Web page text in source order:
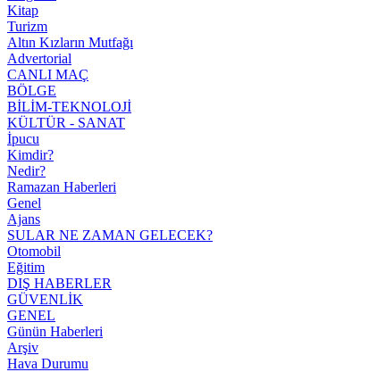
Kitap
Turizm
Altın Kızların Mutfağı
Advertorial
CANLI MAÇ
BÖLGE
BİLİM-TEKNOLOJİ
KÜLTÜR - SANAT
İpucu
Kimdir?
Nedir?
Ramazan Haberleri
Genel
Ajans
SULAR NE ZAMAN GELECEK?
Otomobil
Eğitim
DIŞ HABERLER
GÜVENLİK
GENEL
Günün Haberleri
Arşiv
Hava Durumu